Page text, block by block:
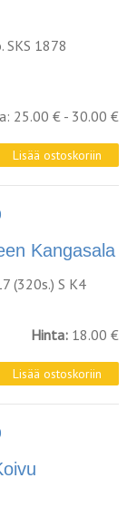
SKS 1878
25.00 € - 30.00 €
Kangasala
(320s.) S K4
Hinta: 18.00 €